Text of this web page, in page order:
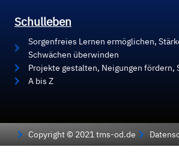
Schulleben
Sorgenfreies Lernen ermöglichen,
Schwächen überwinden
Projekte gestalten, Neigungen fördern,
A bis Z
Copyright © 2021 tms-od.de